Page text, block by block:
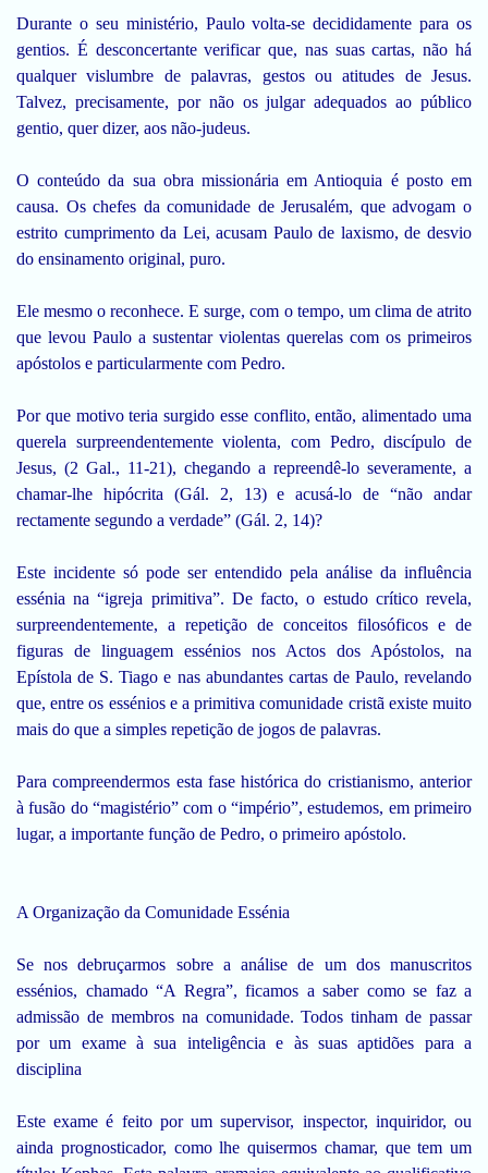
Durante o seu ministério, Paulo volta-se decididamente para os
gentios. É desconcertante verificar que, nas suas cartas, não há
qualquer vislumbre de palavras, gestos ou atitudes de Jesus.
Talvez, precisamente, por não os julgar adequados ao público
gentio, quer dizer, aos não-judeus.
O conteúdo da sua obra missionária em Antioquia é posto em
causa. Os chefes da comunidade de Jerusalém, que advogam o
estrito cumprimento da Lei, acusam Paulo de laxismo, de desvio
do ensinamento original, puro.
Ele mesmo o reconhece. E surge, com o tempo, um clima de atrito
que levou Paulo a sustentar violentas querelas com os primeiros
apóstolos e particularmente com Pedro.
Por que motivo teria surgido esse conflito, então, alimentado uma
querela surpreendentemente violenta, com Pedro, discípulo de
Jesus, (2 Gal., 11-21), chegando a repreendê-lo severamente, a
chamar-lhe hipócrita (Gál. 2, 13) e acusá-lo de “não andar
rectamente segundo a verdade” (Gál. 2, 14)?
Este incidente só pode ser entendido pela análise da influência
essénia na “igreja primitiva”. De facto, o estudo crítico revela,
surpreendentemente, a repetição de conceitos filosóficos e de
figuras de linguagem essénios nos Actos dos Apóstolos, na
Epístola de S. Tiago e nas abundantes cartas de Paulo, revelando
que, entre os essénios e a primitiva comunidade cristã existe muito
mais do que a simples repetição de jogos de palavras.
Para compreendermos esta fase histórica do cristianismo, anterior
à fusão do “magistério” com o “império”, estudemos, em primeiro
lugar, a importante função de Pedro, o primeiro apóstolo.
A Organização da Comunidade Essénia
Se nos debruçarmos sobre a análise de um dos manuscritos
essénios, chamado “A Regra”, ficamos a saber como se faz a
admissão de membros na comunidade. Todos tinham de passar
por um exame à sua inteligência e às suas aptidões para a
disciplina
Este exame é feito por um supervisor, inspector, inquiridor, ou
ainda prognosticador, como lhe quisermos chamar, que tem um